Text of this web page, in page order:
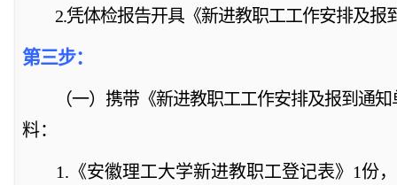
2.凭体检报告开具《新进教职工工作安排及报
第三步：
（一）携带《新进教职工工作安排及报到通知
料：
1. 《安徽理工大学新进教职工登记表》 1份